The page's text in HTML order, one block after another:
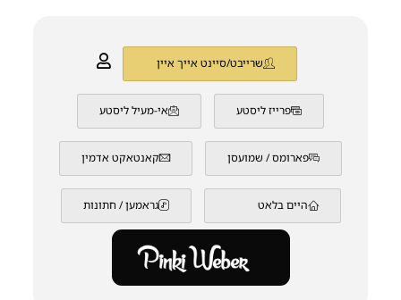
שרייבט/סיינט אייך איין
אי-מעיל ליסטע פרייז ליסטע
קאנטאקט אדמין פארומס / שמועסן
גראמען / חתונות היים בלאט